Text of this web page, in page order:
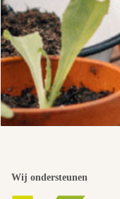
Wij ondersteunen